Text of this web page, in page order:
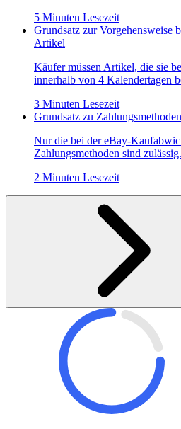
5 Minuten Lesezeit
Grundsatz zur Vorgehensweise
Artikel
Käufer müssen Artikel, die sie
innerhalb von 4 Kalendertagen
3 Minuten Lesezeit
Grundsatz zu Zahlungsmethoden
Nur die bei der eBay-
Zahlungsmethoden sind zulässig.
2 Minuten Lesezeit